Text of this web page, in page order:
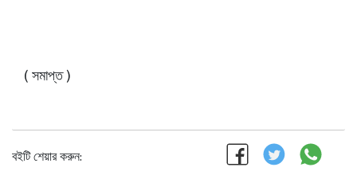
( সমাপ্ত )
বইটি শেয়ার করুন: